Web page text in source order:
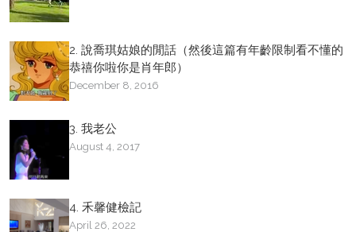
2. 說喬琪姑娘的閒話（然後這篇有年齡限制看不懂的
恭禧你啦你是肖年郎）
December 8, 2016
3. 我老公
August 4, 2017
4. 禾馨健檢記
April 26, 2022